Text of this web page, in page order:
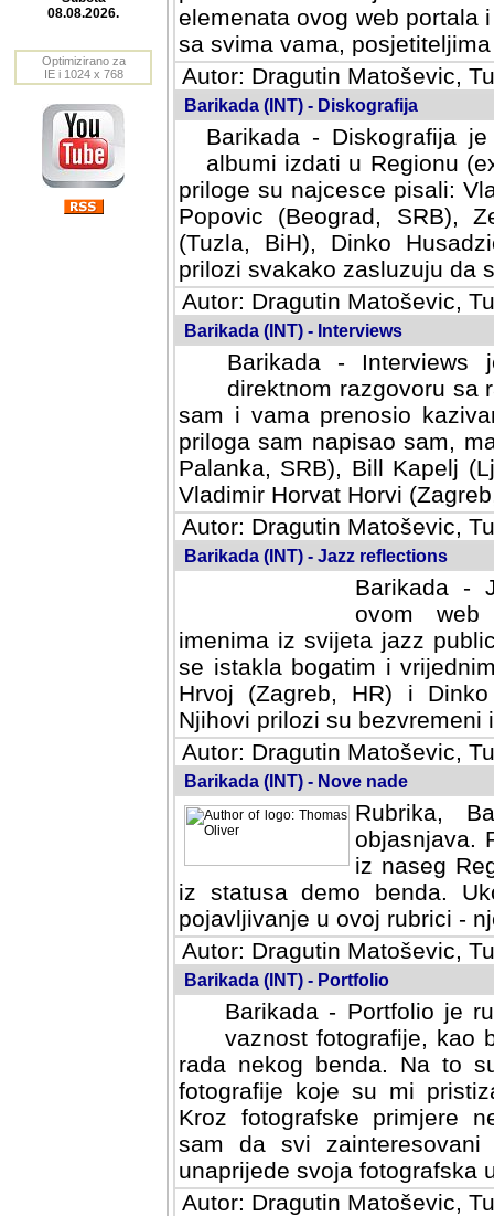
08.08.2026.
Optimizirano za
IE i 1024 x 768
elemenata ovog web portala
sa svima vama,
Autor: Dragutin Matoševic,
Barikada (INT) - Diskografija
Barikada - Diskografija
albumi izdati u Regionu
priloge su najcesce pisali:
Popovic (Beograd, SRB),
(Tuzla, BiH), Dinko
prilozi svakako zasluzuju da
Autor: Dragutin Matoševic,
Barikada (INT) - Interviews
Barikada -
direktnom razgovoru sa
sam i vama prenosio
priloga sam napisao sam,
Palanka, SRB), Bill Kapelj
Vladimir Horvat Horvi
Autor: Dragutin Matoševic,
Barikada (INT) - Jazz reflections
Barikada -
ovom web
imenima iz svijeta jazz
se istakla bogatim i
Hrvoj (Zagreb, HR) i
Njihovi prilozi su bezvremeni
Autor: Dragutin Matoševic,
Barikada (INT) - Nove nade
Rubrika,
objasnjava.
iz naseg
iz statusa demo benda.
pojavljivanje u ovoj rubrici -
Autor: Dragutin Matoševic,
Barikada (INT) - Portfolio
Barikada - Portfolio je
vaznost fotografije, kao
rada nekog benda. Na to
fotografije koje su mi
fotografske primjere
svi zainteresovani
svoja fotografska umijeca.
Autor: Dragutin Matoševic,